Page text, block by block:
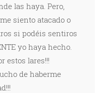
las haya. Pero,
siento atacado o
si podéis sentiros
yo haya hecho.
estos lares!!!
de haberme